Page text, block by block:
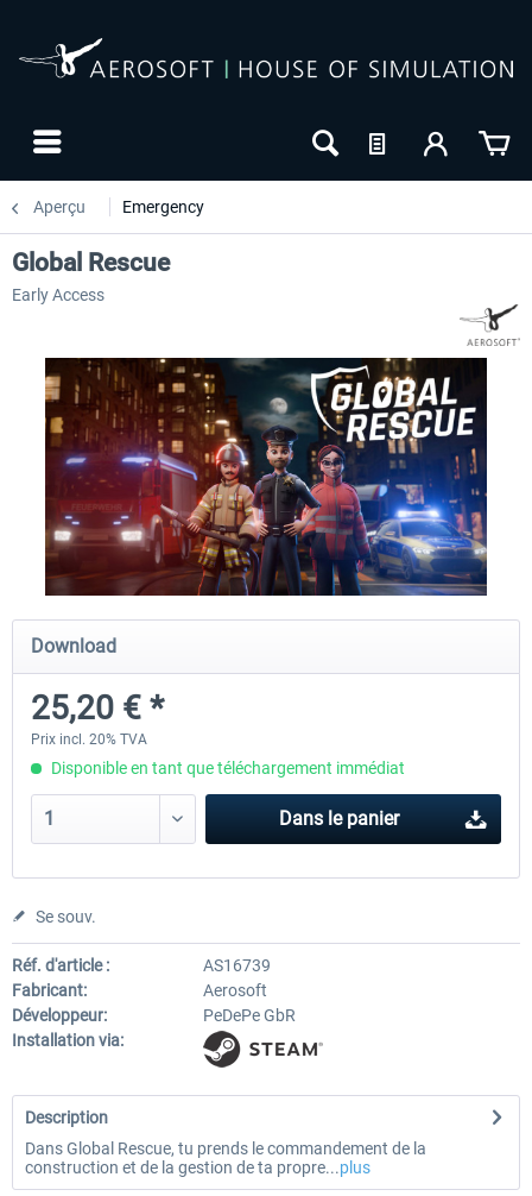
Aperçu Emergency
NOUVEAU
Launch Discount
Emergency Call - The Firefighting
Simulation 3
22,68 € *
Global Rescue
Global Rescue
Early Access
Download
25,20 € *
Prix incl. 20% TVA
Disponible en tant que téléchargement immédiat
Dans le panier
Se souv.
Réf. d'article :
AS16739
Fabricant:
Aerosoft
Développeur:
PeDePe GbR
Installation via:
Description
Dans Global Rescue, tu prends le commandement de la
construction et de la gestion de ta propre...plus